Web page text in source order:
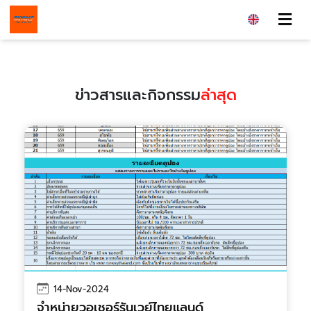
ข่าวสารและกิจกรรมล่าสุด
14-Nov-2024
จำหน่ายวอเชอร์รันเวย์ไทยแลนด์